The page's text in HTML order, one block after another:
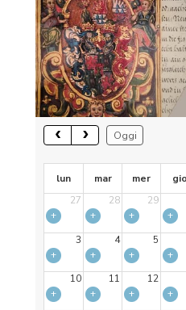
Oggi
lun mar mer gio
27
28 29
+
+ + +
3
4 5
+
+ + +
10
11 12
+
+ + +